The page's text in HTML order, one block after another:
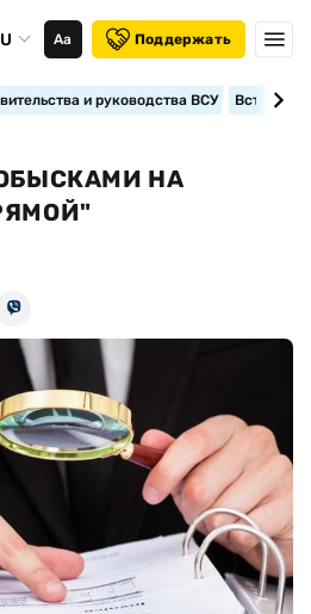
Аа Поддержать
и руководства ВСУ
НА